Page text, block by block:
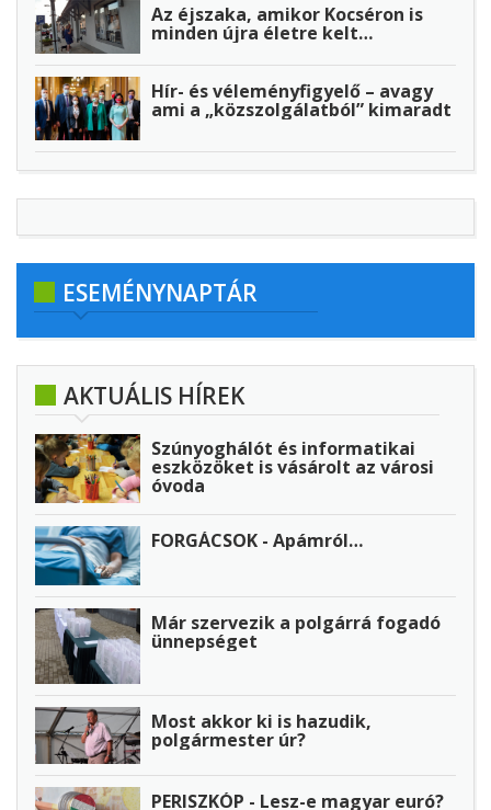
Az éjszaka, amikor Kocséron is
minden újra életre kelt…
Hír- és véleményfigyelő – avagy
ami a „közszolgálatból” kimaradt
ESEMÉNYNAPTÁR
AKTUÁLIS HÍREK
Szúnyoghálót és informatikai
eszközöket is vásárolt az városi
óvoda
FORGÁCSOK - Apámról…
Már szervezik a polgárrá fogadó
ünnepséget
Most akkor ki is hazudik,
polgármester úr?
PERISZKÓP - Lesz-e magyar euró?